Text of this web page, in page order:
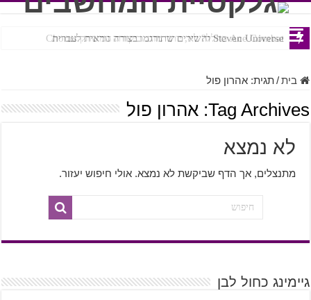
Ace Combat בחלל? לא, יותר מזה. ביקורת המשחק Chorus
Steven Universe והשירים שתורגמו בצורה נוראית לעברית
בית/תגית:אהרון פול
Tag Archives: אהרון פול
לא נמצא
מתנצלים, אך הדף שביקשת לא נמצא. אולי חיפוש יעזור.
גיימינג כחול לבן